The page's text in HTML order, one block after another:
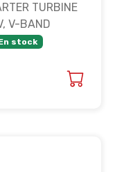
TURBINE
V-BAND
stock